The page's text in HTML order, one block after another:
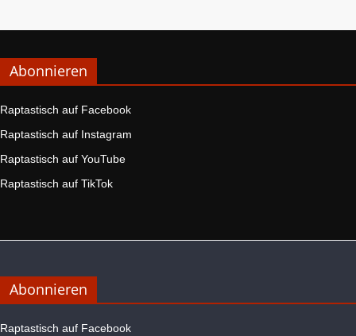
Abonnieren
Raptastisch auf Facebook
Raptastisch auf Instagram
Raptastisch auf YouTube
Raptastisch auf TikTok
Abonnieren
Raptastisch auf Facebook